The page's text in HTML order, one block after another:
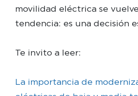
movilidad eléctrica se
tendencia: es una decisión
Te invito a leer:
La importancia de